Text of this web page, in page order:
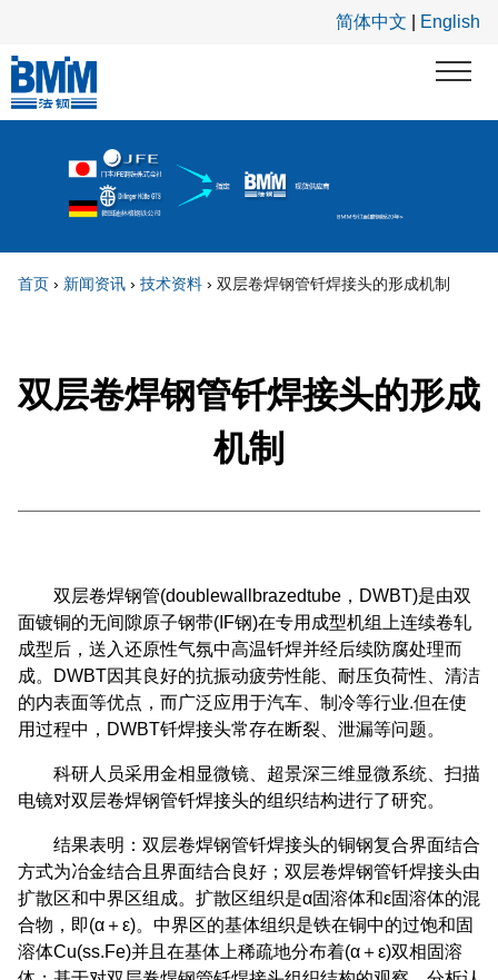
简体中文 English
首页 › 新闻资讯 › 技术资料 › 双层卷焊钢管钎焊接头的形成机制
双层卷焊钢管钎焊接头的形成
机制
双层卷焊钢管(doublewallbrazedtube，DWBT)是由双
面镀铜的无间隙原子钢带(IF钢)在专用成型机组上连续卷轧
成型后，送入还原性气氛中高温钎焊并经后续防腐处理而
成。DWBT因其良好的抗振动疲劳性能、耐压负荷性、清洁
的内表面等优点，而广泛应用于汽车、制冷等行业.但在使
用过程中，DWBT钎焊接头常存在断裂、泄漏等问题。
科研人员采用金相显微镜、超景深三维显微系统、扫描
电镜对双层卷焊钢管钎焊接头的组织结构进行了研究。
结果表明：双层卷焊钢管钎焊接头的铜钢复合界面结合
方式为冶金结合且界面结合良好；双层卷焊钢管钎焊接头由
扩散区和中界区组成。扩散区组织是α固溶体和ε固溶体的混
合物，即(α＋ε)。中界区的基体组织是铁在铜中的过饱和固
溶体Cu(ss.Fe)并且在基体上稀疏地分布着(α＋ε)双相固溶